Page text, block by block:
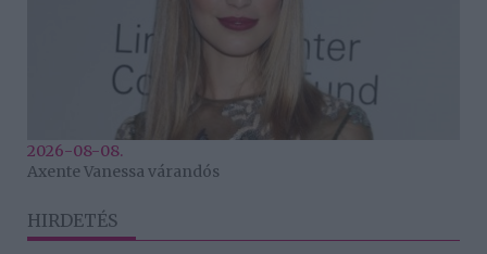
2026-08-08.
Axente Vanessa várandós
HIRDETÉS